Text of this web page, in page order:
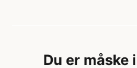
Du er måske